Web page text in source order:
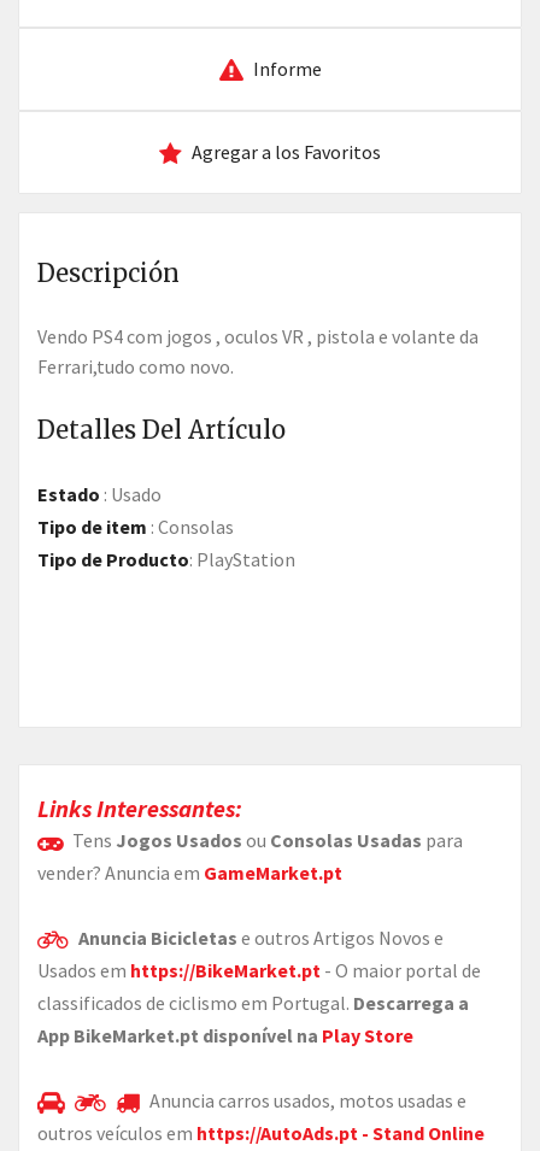
Informe
Agregar a los Favoritos
Descripción
Vendo PS4 com jogos , oculos VR , pistola e volante da
Ferrari,tudo como novo.
Detalles Del Artículo
Estado : Usado
Tipo de item : Consolas
Tipo de Producto: PlayStation
Links Interessantes:
Tens Jogos Usados ou Consolas Usadas para
vender? Anuncia em GameMarket.pt
Anuncia Bicicletas e outros Artigos Novos e
Usados em https://BikeMarket.pt - O maior portal de
classificados de ciclismo em Portugal. Descarrega a
App BikeMarket.pt disponível na Play Store
Anuncia carros usados, motos usadas e
outros veículos em https://AutoAds.pt - Stand Online